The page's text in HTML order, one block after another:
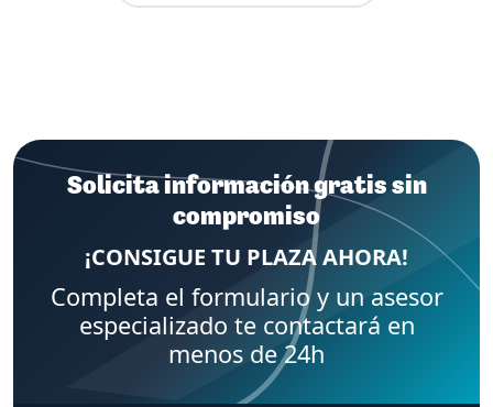
Solicita información gratis sin
compromiso
¡CONSIGUE TU PLAZA AHORA!
Completa el formulario y un asesor
especializado te contactará en
menos de 24h